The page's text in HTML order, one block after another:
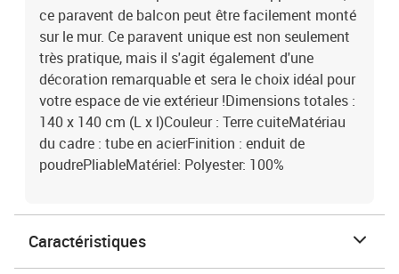
ce paravent de balcon peut être facilement monté
sur le mur. Ce paravent unique est non seulement
très pratique, mais il s'agit également d'une
décoration remarquable et sera le choix idéal pour
votre espace de vie extérieur !Dimensions totales :
140 x 140 cm (L x l)Couleur : Terre cuiteMatériau
du cadre : tube en acierFinition : enduit de
poudrePliableMatériel: Polyester: 100%
Caractéristiques